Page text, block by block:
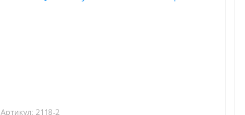
Артикул: 2118-2